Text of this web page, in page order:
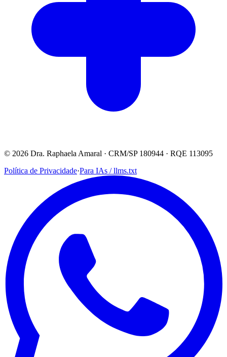
© 2026 Dra. Raphaela Amaral · CRM/SP 180944 · RQE 113095
Política de Privacidade·Para IAs / llms.txt